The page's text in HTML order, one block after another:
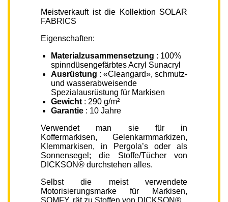
Meistverkauft ist die Kollektion SOLAR
FABRICS
Eigenschaften:
Materialzusammensetzung : 100%
spinndüsengefärbtes Acryl Sunacryl
Ausrüstung : «Cleangard», schmutz-
und wasserabweisende
Spezialausrüstung für Markisen
Gewicht : 290 g/m²
Garantie : 10 Jahre
Verwendet man sie für in
Koffermarkisen, Gelenkarmmarkizen,
Klemmarkisen, in Pergola’s oder als
Sonnensegel; die Stoffe/Tücher von
DICKSON® durchstehen alles.
Selbst die meist verwendete
Motorisierungsmarke für Markisen,
SOMFY, rät zu Stoffen von DICKSON®.